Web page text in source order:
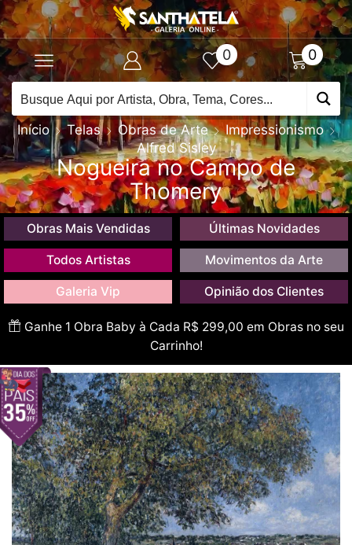
0 0
Início Telas Obras de Arte
Impressionismo
Alfred Sisley
Nogueira no Campo de
Thomery
Obras Mais Vendidas Últimas Novidades
Todos Artistas Movimentos da Arte
Galeria Vip Opinião dos Clientes
Ganhe 1 Obra Baby à Cada R$ 299,00 em Obras no seu
Carrinho!